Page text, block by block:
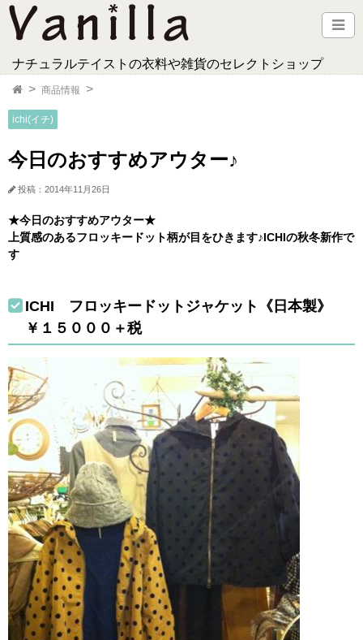
ナチュラルテイストの衣料や雑貨のセレクトショップ
商品情報
ichi(イチ)
今日のおすすめアウター♪
投稿：2014年11月26日
★今日のおすすめアウター★
上質感のあるフロッキードット柄が目をひきます♪ICHIの秋冬新作で
す
ICHI フロッキードットジャケット《日本製》
￥１５０００＋税